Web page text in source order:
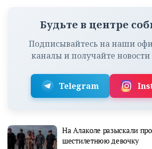
Будьте в центре
Подписывайтесь на наши
каналы и получайте
Telegram
На Алаколе разыскали
шестилетнюю девочку